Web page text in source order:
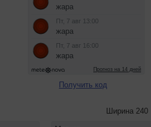
Получить код
Ширина 240